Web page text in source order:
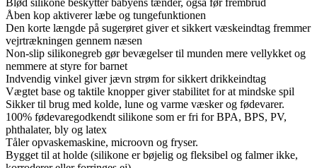
Blød silikone beskytter babyens tænder, også før frembrud
Åben kop aktiverer læbe og tungefunktionen
Den korte længde på sugerøret giver et sikkert væskeindtag fremmer
vejrtrækningen gennem næsen
Non-slip silikonegreb gør bevægelser til munden mere vellykket og
nemmere at styre for barnet
Indvendig vinkel giver jævn strøm for sikkert drikkeindtag
Vægtet base og taktile knopper giver stabilitet for at mindske spil
Sikker til brug med kolde, lune og varme væsker og fødevarer.
100% fødevaregodkendt silikone som er fri for BPA, BPS, PV,
phthalater, bly og latex
Tåler opvaskemaskine, microovn og fryser.
Bygget til at holde (silikone er bøjelig og fleksibel og falmer ikke,